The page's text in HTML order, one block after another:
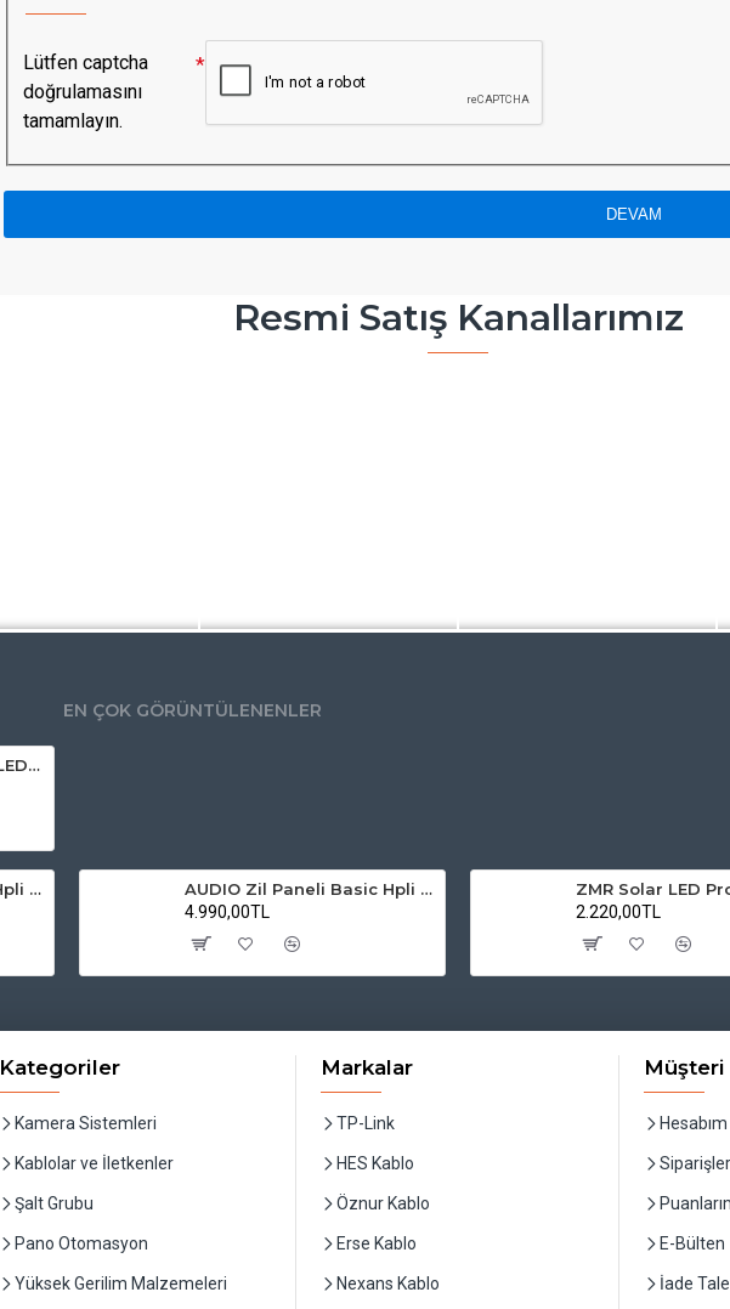
Lütfen captcha
doğrulamasını
tamamlayın.
DEVAM
Resmi Satış Kanallarımız
EN ÇOK GÖRÜNTÜLENENLER
Cata Ayarlanabilir Plus LED Panel 6W 6500K – Modern Soğuk Beyaz Aydınlatma
AUDIO Zil Paneli Basic Hpli Çift Buton 14'lü Sesli Apartman Diafon Kapı Paneli
AUDIO Zil Paneli Basic Hpli Çift Buton 20'li Sesli Apartman Diafon Kapı Paneli
4.990,00TL
2.220,00TL
Kategoriler
Kamera Sistemleri
Kablolar ve İletkenler
Şalt Grubu
Pano Otomasyon
Yüksek Gerilim Malzemeleri
Markalar
TP-Link
HES Kablo
Öznur Kablo
Erse Kablo
Nexans Kablo
Hesabım
E-Bülten
İade